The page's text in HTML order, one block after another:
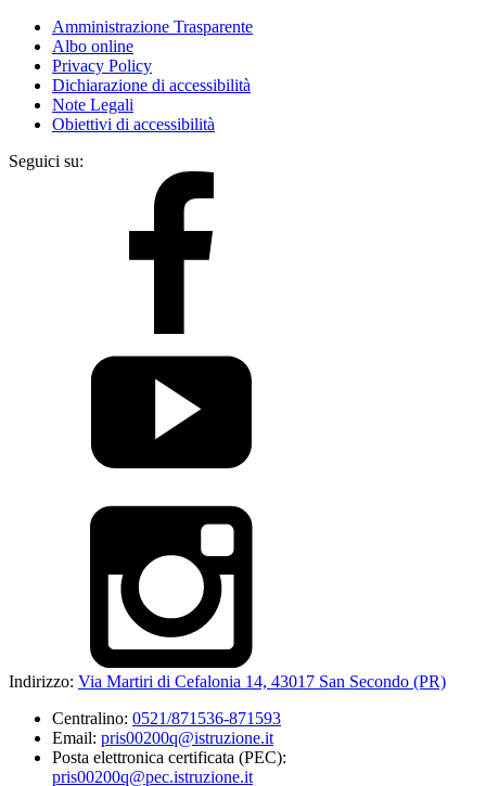
Amministrazione Trasparente
Albo online
Privacy Policy
Dichiarazione di accessibilità
Note Legali
Obiettivi di accessibilità
Seguici su:
Indirizzo: Via Martiri di Cefalonia 14, 43017 San Secondo (PR)
Centralino: 0521/871536-871593
Email: pris00200q@istruzione.it
Posta elettronica certificata (PEC):
pris00200q@pec.istruzione.it